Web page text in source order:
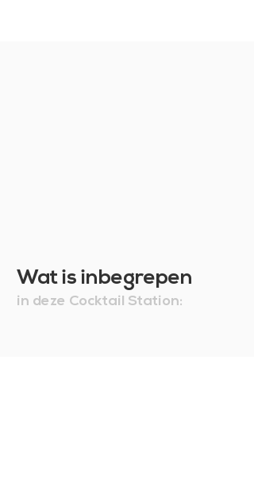
Wat is inbegrepen
in deze Cocktail Station: